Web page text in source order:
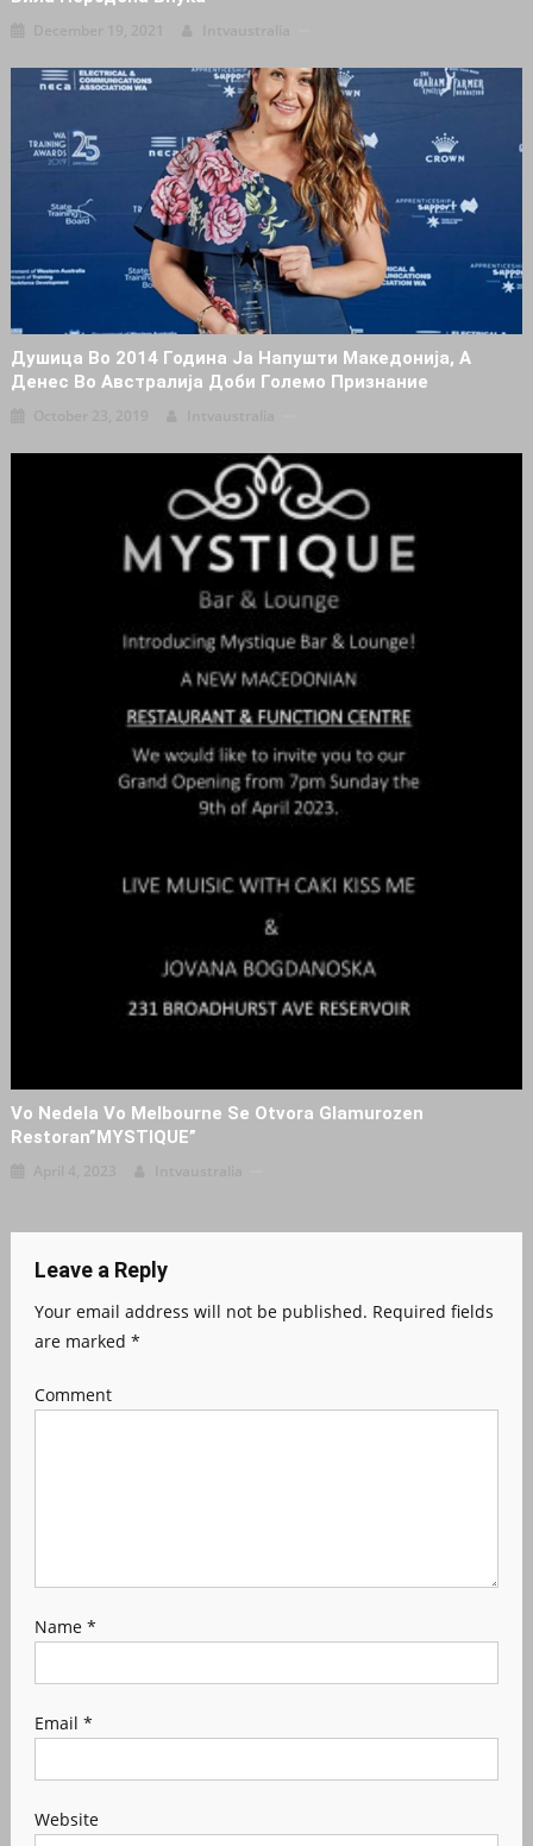
Душица Во 2014 Година Ја Напушти Македонија, А
Денес Во Австралија Доби Големо Признание
Vo Nedela Vo Melbourne Se Otvora Glamurozen
Restoran”MYSTIQUE”
Leave a Reply
Your email address will not be published. Required fields
are marked *
Comment
Name *
Email *
Website